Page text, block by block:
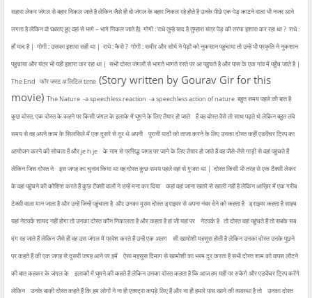
सहारा लेकर जंगल से बहार निकल जाते है लेकिन जैसे ही वो जंगल के बहार निकल रहे होते है उनके पीछे एक पेड़ काटने वाला भी नजर आने
लगता है लेकिन वो घबराए हुए वहां से भागे – भागे निकल जाते है) गोगी : राधे तुम्हे याद है तुम्हारा यंत्र पेड़ की तरफ इशारा कर रहा था ? राधे :
हाँ याद है | गोगी : उसका इशारा सही था | राधे : कैसे ? गोगी : समीर और सोर्य ने पेड़ों को नुकसान पहुचाया तो उन्हें भी प्रकृति ने नुकशान
पहुचाया और यंत्र भी यही इशारा कर रहा था | सभी दोस्त जंगलों से भागते भागते रस्ते पर आ पहुचते है और पास के एक गांव में पहुँच जाते है |
The End फॉर जस्ट अ लिटिल time (Story written by Gourav Gir for this
movie) The Nature -a speechless reaction -a speechless action of nature बहुत समय पहले की बात है
कुछ दोस्त, एक दोस्त के कहने पर किसी जंगल के इलाके में घूमने के लिए तैयार हो जाते
हैं वह दोस्त वैसे तो साथ पढ़ते थे लेकिन बहुत लंबे
समय से वह अपने काम के सिलसिले में एक दूसरे से दूर थे अपनी
पुरानी यादों को ताजा करने के लिए उनका दोस्त कहीं एडवेंचर ट्रिप का
आयोजन करने की सोचता हैं और je h je
के नाम से प्रसिद्ध जगह पर जाने के लिए तैयार हो जाते हैं वह जैसे-तैसे गाड़ी से वहां पहुंचते हैं
लेकिन जिस दोस्त ने
इस जगह का चुनाव किया था वह दोस्त कुछ समय पहले वहां से गुजरा था | दोस्त किसी भी तरह से एक टैक्सी लेकर
के वहां पहुंचने की कोशिश करते हैं कुछ टैक्सी वालों ने उन्हें मना कर दिया
कहां वहां जाना खतरे से खाली नहीं है लेकिन आख़िर में एक गरीब
टेक्सी वाला मान जाता है और उन्हें जिन्हें पहुंचाता है और उनका मुख्य दोस्त ड्राइवर से अपना नंबर देने को कहता है ड्राइवर कहता है साहब
यहां नेटवर्क शायद नहीं होगा तो उनका दोस्त कौन निकालता है और कहता है हां जी यहां पर
नेटवर्क है तो दोस्त वहां पहुंचते हैं तो सबके सब
दंग रह जाते हैं लेकिन जैसे ही वह उस जंगल में प्रवेश करते हैं उन्हें एक अलग
सी खामोशी महसूस होती है लेकिन उनका दोस्त उनके पूछने
पर कहते हैं की एक जगह से दूसरी जगह आने पर हमें
ऐसा महसूस दिमाग से खामोशी का भरम दूर करता है सभी दोस्त शाम को वापस लौटने
की बात कहकर के जंगल के
इलाकों में घूमने की कहते हैं लेकिन उनका दोस्त कहता है कि आज हम यहीं पर रुकेंगे और एडवेंचर ट्रिप करेंगे
लेकिन
उनके बाकी दोस्त कहते हैं कि हम लोगों ने ना ही एक्स्ट्रा कपड़े लिए हैं और ना ही हमारे पास खाने की व्यवस्था है तो
उनका दोस्त